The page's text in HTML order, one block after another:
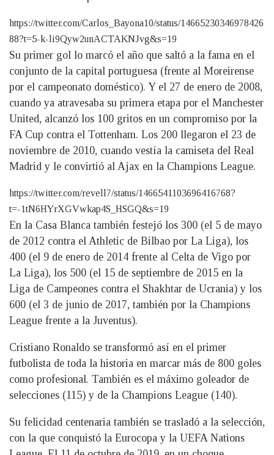
https://twitter.com/Carlos_Bayona10/status/14665230346978426
88?t=5-k-li9Qyw2unACTAKNJvg&s=19
Su primer gol lo marcó el año que saltó a la fama en el
conjunto de la capital portuguesa (frente al Moreirense
por el campeonato doméstico). Y el 27 de enero de 2008,
cuando ya atravesaba su primera etapa por el Manchester
United, alcanzó los 100 gritos en un compromiso por la
FA Cup contra el Tottenham. Los 200 llegaron el 23 de
noviembre de 2010, cuando vestía la camiseta del Real
Madrid y le convirtió al Ajax en la Champions League.
https://twitter.com/revell7/status/1466541103696416768?
t=-1tN6HYrXGVwkap4S_HSGQ&s=19
En la Casa Blanca también festejó los 300 (el 5 de mayo
de 2012 contra el Athletic de Bilbao por La Liga), los
400 (el 9 de enero de 2014 frente al Celta de Vigo por
La Liga), los 500 (el 15 de septiembre de 2015 en la
Liga de Campeones contra el Shakhtar de Ucrania) y los
600 (el 3 de junio de 2017, también por la Champions
League frente a la Juventus).
Cristiano Ronaldo se transformó así en el primer
futbolista de toda la historia en marcar más de 800 goles
como profesional. También es el máximo goleador de
selecciones (115) y de la Champions League (140).
Su felicidad centenaria también se trasladó a la selección,
con la que conquistó la Eurocopa y la UEFA Nations